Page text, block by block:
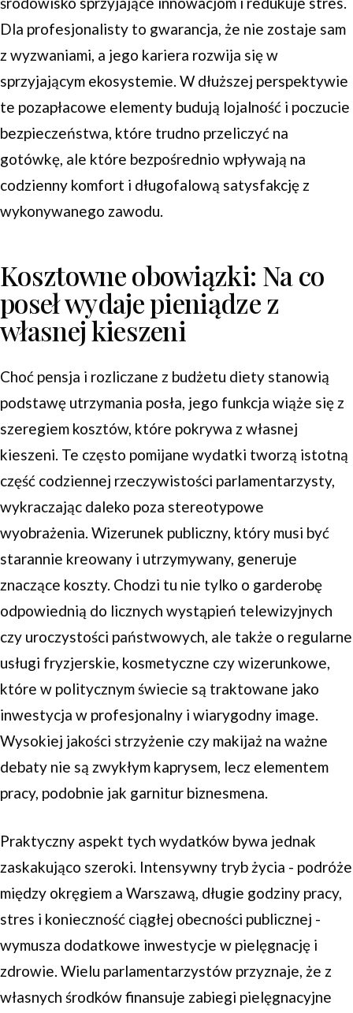
Dla profesjonalisty to gwarancja, że nie zostaje sam
z wyzwaniami, a jego kariera rozwija się w
sprzyjającym ekosystemie. W dłuższej perspektywie
te pozapłacowe elementy budują lojalność i poczucie
bezpieczeństwa, które trudno przeliczyć na
gotówkę, ale które bezpośrednio wpływają na
codzienny komfort i długofalową satysfakcję z
wykonywanego zawodu.
Kosztowne obowiązki: Na co
poseł wydaje pieniądze z
własnej kieszeni
Choć pensja i rozliczane z budżetu diety stanowią
podstawę utrzymania posła, jego funkcja wiąże się z
szeregiem kosztów, które pokrywa z własnej
kieszeni. Te często pomijane wydatki tworzą istotną
część codziennej rzeczywistości parlamentarzysty,
wykraczając daleko poza stereotypowe
wyobrażenia. Wizerunek publiczny, który musi być
starannie kreowany i utrzymywany, generuje
znaczące koszty. Chodzi tu nie tylko o garderobę
odpowiednią do licznych wystąpień telewizyjnych
czy uroczystości państwowych, ale także o regularne
usługi fryzjerskie, kosmetyczne czy wizerunkowe,
które w politycznym świecie są traktowane jako
inwestycja w profesjonalny i wiarygodny image.
Wysokiej jakości strzyżenie czy makijaż na ważne
debaty nie są zwykłym kaprysem, lecz elementem
pracy, podobnie jak garnitur biznesmena.
Praktyczny aspekt tych wydatków bywa jednak
zaskakująco szeroki. Intensywny tryb życia - podróże
między okręgiem a Warszawą, długie godziny pracy,
stres i konieczność ciągłej obecności publicznej -
wymusza dodatkowe inwestycje w pielęgnację i
zdrowie. Wielu parlamentarzystów przyznaje, że z
własnych środków finansuje zabiegi pielęgnacyjne